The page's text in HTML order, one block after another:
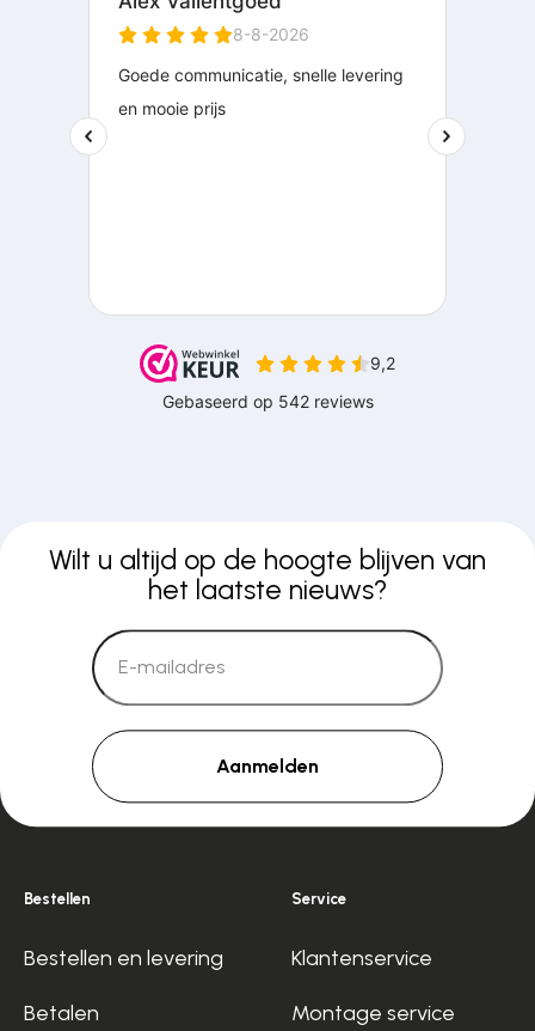
Wilt u altijd op de hoogte blijven van
het laatste nieuws?
Aanmelden
Bestellen
Bestellen en levering
Betalen
Service
Klantenservice
Montage service